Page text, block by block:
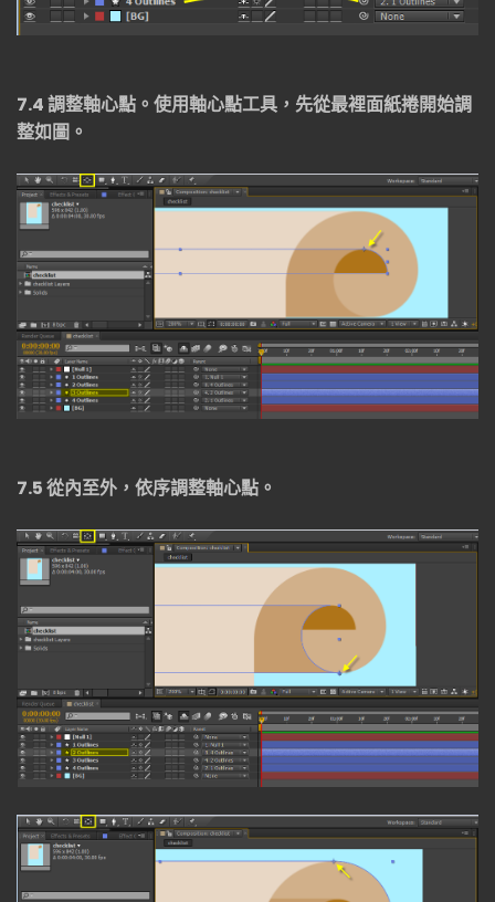
7.4調整軸心點。使用軸心點工具，先從最裡面紙捲開始調
整如圖。
7.5從內至外，依序調整軸心點。